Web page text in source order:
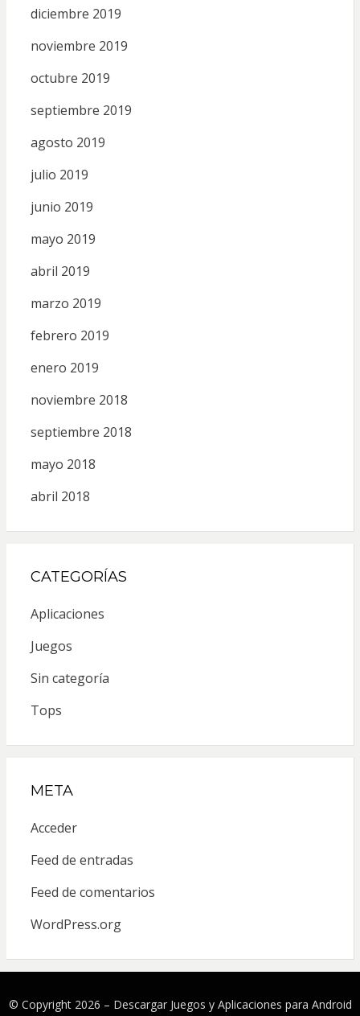
diciembre 2019
noviembre 2019
octubre 2019
septiembre 2019
agosto 2019
julio 2019
junio 2019
mayo 2019
abril 2019
marzo 2019
febrero 2019
enero 2019
noviembre 2018
septiembre 2018
mayo 2018
abril 2018
CATEGORÍAS
Aplicaciones
Juegos
Sin categoría
Tops
META
Acceder
Feed de entradas
Feed de comentarios
WordPress.org
© Copyright 2026 – Descargar Juegos y Aplicaciones para Android